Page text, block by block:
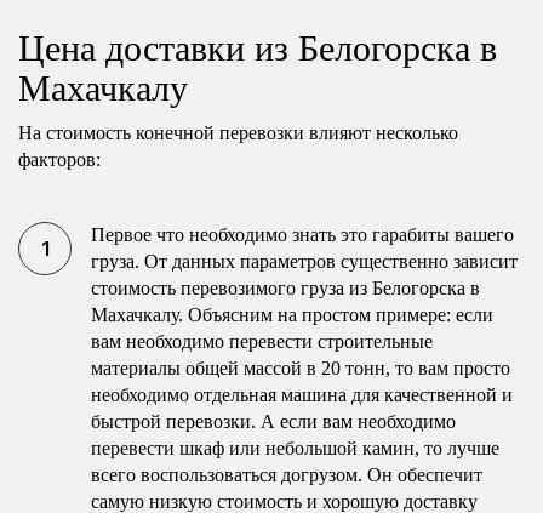
Цена доставки из Белогорска в
Махачкалу
На стоимость конечной перевозки влияют несколько
факторов:
Первое что необходимо знать это гарабиты вашего
груза. От данных параметров существенно зависит
стоимость перевозимого груза из Белогорска в
Махачкалу. Объясним на простом примере: если
вам необходимо перевести строительные
материалы общей массой в 20 тонн, то вам просто
необходимо отдельная машина для качественной и
быстрой перевозки. А если вам необходимо
перевести шкаф или небольшой камин, то лучше
всего воспользоваться догрузом. Он обеспечит
самую низкую стоимость и хорошую доставку